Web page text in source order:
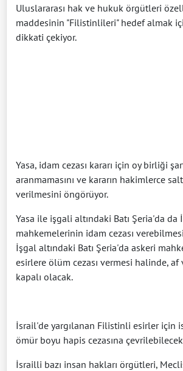
Uluslararası hak ve hukuk örgütleri
maddesinin "Filistinlileri" hedef almak
dikkati çekiyor.
Yasa, idam cezası kararı için oy birliği
aranmamasını ve kararın hakimlerce
verilmesini öngörüyor.
Yasa ile işgali altındaki Batı Şeria'da da
mahkemelerinin idam cezası
İşgal altındaki Batı Şeria'da askeri
esirlere ölüm cezası vermesi halinde, af
kapalı olacak.
İsrail'de yargılanan Filistinli esirler için
ömür boyu hapis cezasına
İsrailli bazı insan hakları örgütleri,